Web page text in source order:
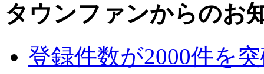
タウンファンからのお
登録件数が2000件を